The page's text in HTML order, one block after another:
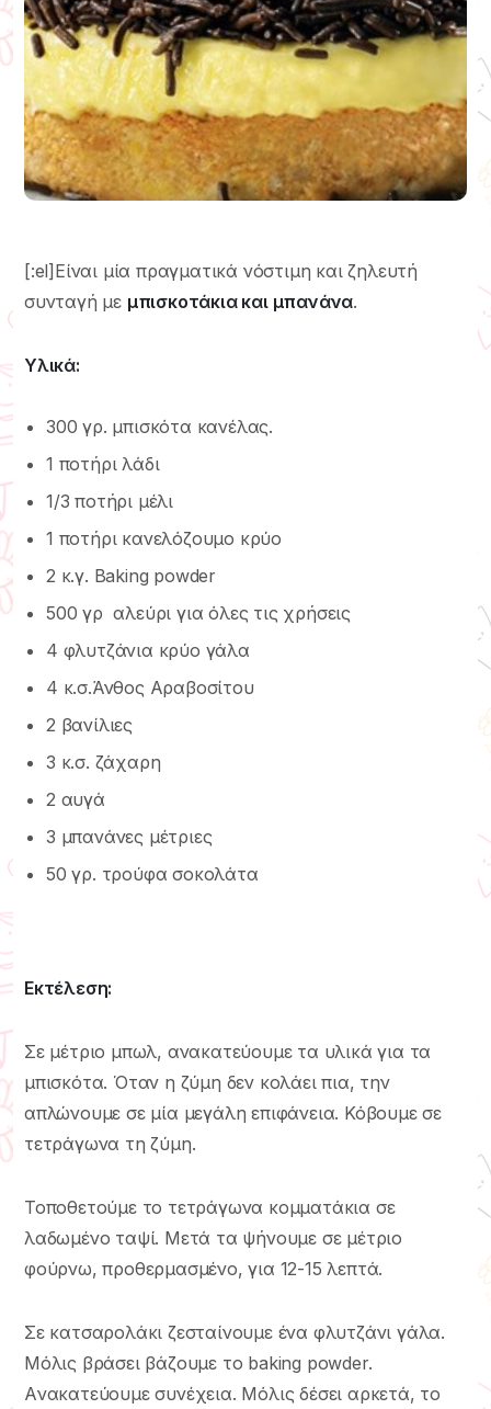
[:el]Είναι μία πραγματικά νόστιμη και ζηλευτή
συνταγή με μπισκοτάκια και μπανάνα.
Υλικά:
300 γρ. μπισκότα κανέλας.
1 ποτήρι λάδι
1/3 ποτήρι μέλι
1 ποτήρι κανελόζουμο κρύο
2 κ.γ. Baking powder
500 γρ αλεύρι για όλες τις χρήσεις
4 φλυτζάνια κρύο γάλα
4 κ.σ.Άνθος Αραβοσίτου
2 βανίλιες
3 κ.σ. ζάχαρη
2 αυγά
3 μπανάνες μέτριες
50 γρ. τρούφα σοκολάτα
Εκτέλεση:
Σε μέτριο μπωλ, ανακατεύουμε τα υλικά για τα
μπισκότα. Όταν η ζύμη δεν κολάει πια, την
απλώνουμε σε μία μεγάλη επιφάνεια. Κόβουμε σε
τετράγωνα τη ζύμη.
Τοποθετούμε το τετράγωνα κομματάκια σε
λαδωμένο ταψί. Μετά τα ψήνουμε σε μέτριο
φούρνω, προθερμασμένο, για 12-15 λεπτά.
Σε κατσαρολάκι ζεσταίνουμε ένα φλυτζάνι γάλα.
Μόλις βράσει βάζουμε το baking powder.
Aνακατεύουμε συνέχεια. Μόλις δέσει αρκετά, το